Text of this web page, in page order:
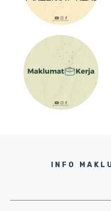
INFO